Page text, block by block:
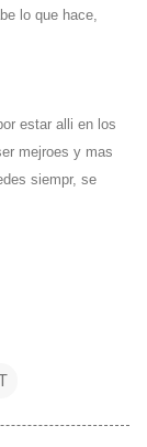
lo que hace,
estar alli en los
mejroes y mas
siempr, se